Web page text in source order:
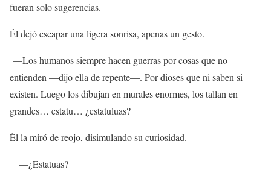
fueran solo sugerencias.
Él dejó escapar una ligera sonrisa, apenas un gesto.
—Los humanos siempre hacen guerras por cosas que no
entienden —dijo ella de repente—. Por dioses que ni saben si
existen. Luego los dibujan en murales enormes, los tallan en
grandes… estatu… ¿estatuluas?
Él la miró de reojo, disimulando su curiosidad.
—¿Estatuas?